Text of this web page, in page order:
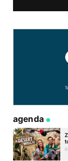
agenda